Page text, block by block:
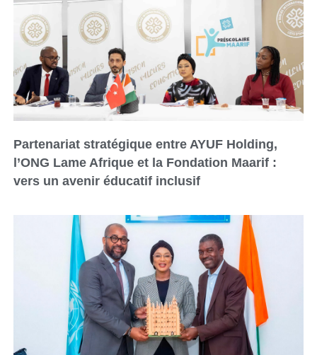
Partenariat stratégique entre AYUF Holding,
l’ONG Lame Afrique et la Fondation Maarif :
vers un avenir éducatif inclusif